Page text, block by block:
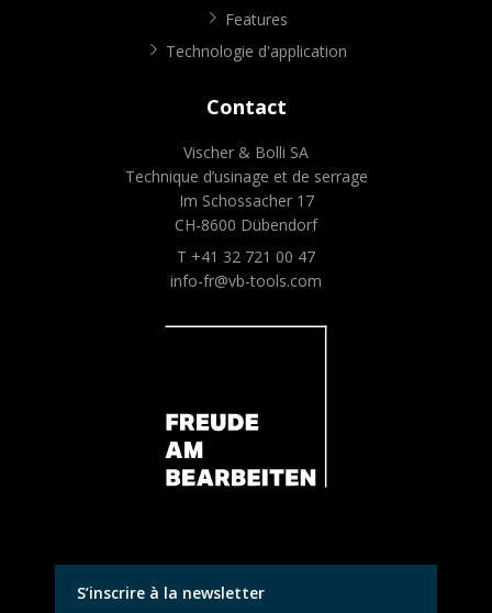
Features
Technologie d'application
Contact
Vischer & Bolli SA
Technique d’usinage et de serrage
Im Schossacher 17
CH-8600 Dübendorf
T +41 32 721 00 47
info-fr@vb-tools.com
S’inscrire à la newsletter